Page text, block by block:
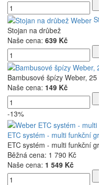
Stojan na drůbež
Naše cena: 639 Kč
Bambusové špízy Weber, 25
Naše cena: 149 Kč
-13%
ETC systém - multi funkční
ETC systém - multi funkční
Běžná cena: 1 790 Kč
Naše cena: 1 549 Kč